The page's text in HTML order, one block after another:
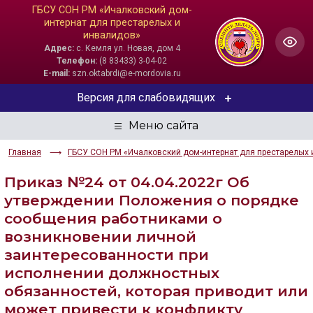
ГБСУ СОН РМ «Ичалковский дом-
интернат для престарелых и
инвалидов»
Адрес:с. Кемля ул. Новая, дом 4
Телефон: (8 83433) 3-04-02
E-mail:szn.oktabrdi@e-mordovia.ru
Главная ГБСУ СОН РМ «Ичалковский дом-интернат для престарелых
Версия для слабовидящих
ЦВЕТОВАЯ СХЕМА
Aa Aa Aa
Aa Aa Aa
ИЗОБРАЖЕНИЯ
Приказ №24 от 04.04.2022г Об
утверждении Положения о порядке
сообщения работниками о
возникновении личной
заинтересованности при
исполнении должностных
обязанностей, которая приводит или
может привести к конфликту